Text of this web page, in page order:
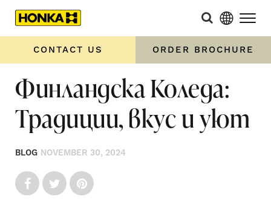
CONTACT US ORDER BROCHURE
Финландска Коледа:
Традиции, вкус и уют
BLOG NOVEMBER 30, 2024